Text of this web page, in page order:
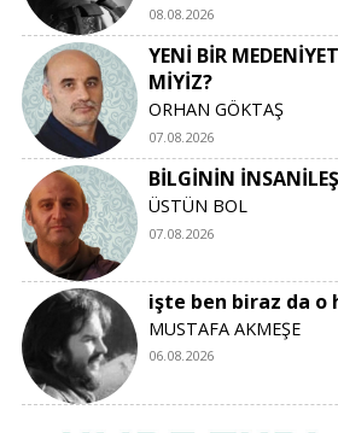
08.08.2026
YENİ BİR
MİYİZ?
ORHAN GÖKTAŞ
07.08.2026
BİLGİNİN
ÜSTÜN BOL
07.08.2026
işte ben biraz da o
MUSTAFA AKMEŞE
06.08.2026